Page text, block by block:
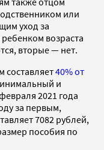
или
уход за
возраста
вторые — нет.
составляет40% от
и
2021 года
за первым,
7082 рублей,
пособия по